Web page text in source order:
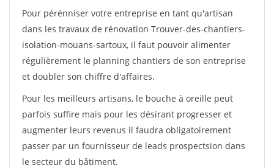
Pour pérénniser votre entreprise en tant qu'artisan
dans les travaux de rénovation Trouver-des-chantiers-
isolation-mouans-sartoux, il faut pouvoir alimenter
régulièrement le planning chantiers de son entreprise
et doubler son chiffre d'affaires.
Pour les meilleurs artisans, le bouche à oreille peut
parfois suffire mais pour les désirant progresser et
augmenter leurs revenus il faudra obligatoirement
passer par un fournisseur de leads prospectsion dans
le secteur du bâtiment.